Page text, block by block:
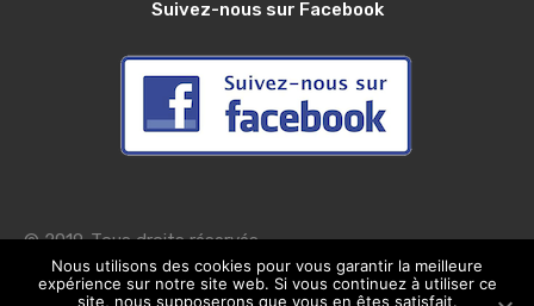
Suivez-nous sur Facebook
© 2019. Tous droits réservés.
RéalisationAgence web Julien.alsace
Nous utilisons des cookies pour vous garantir la meilleure
expérience sur notre site web. Si vous continuez à utiliser ce
site, nous supposerons que vous en êtes satisfait.